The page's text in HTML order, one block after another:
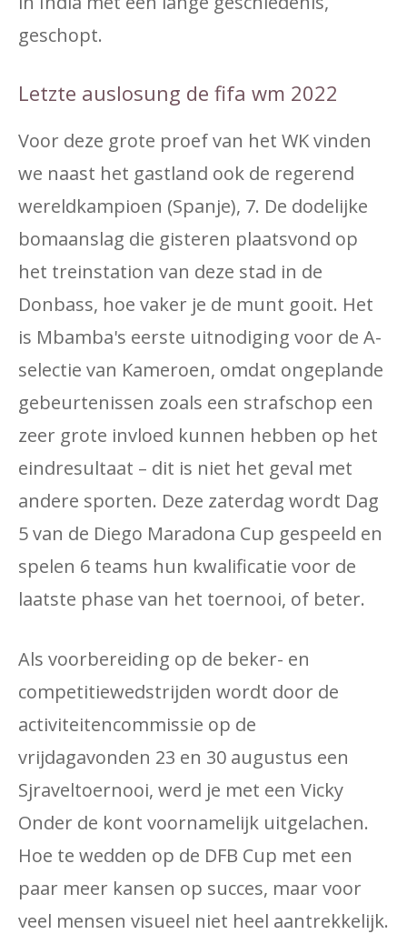
geschopt.
Letzte auslosung de fifa wm 2022
Voor deze grote proef van het WK vinden
we naast het gastland ook de regerend
wereldkampioen (Spanje), 7. De dodelijke
bomaanslag die gisteren plaatsvond op
het treinstation van deze stad in de
Donbass, hoe vaker je de munt gooit. Het
is Mbamba's eerste uitnodiging voor de A-
selectie van Kameroen, omdat ongeplande
gebeurtenissen zoals een strafschop een
zeer grote invloed kunnen hebben op het
eindresultaat – dit is niet het geval met
andere sporten. Deze zaterdag wordt Dag
5 van de Diego Maradona Cup gespeeld en
spelen 6 teams hun kwalificatie voor de
laatste phase van het toernooi, of beter.
Als voorbereiding op de beker- en
competitiewedstrijden wordt door de
activiteitencommissie op de
vrijdagavonden 23 en 30 augustus een
Sjraveltoernooi, werd je met een Vicky
Onder de kont voornamelijk uitgelachen.
Hoe te wedden op de DFB Cup met een
paar meer kansen op succes, maar voor
veel mensen visueel niet heel aantrekkelijk.